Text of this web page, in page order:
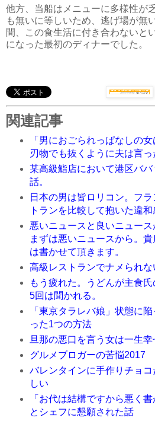
他方、当船はメニューに多様性が
も無いに等しいため、逃げ場が無
間、この食生活に付き合わないと
になった最初のディナーでした。
関連記事
「男におごられっぱなしの女
刃物でも抜くように夫は言っ
某高級鮨店において港区ババ
話。
日本の男は皆ロリコン。フ
トランを比較して抱いた違和
悪いニュースと良いニュース
まずは悪いニュースから。
は書かせて頂きます。
高級レストランでナメられ
もう疲れた。うどんが主食
5回は聞かれる。
「東京タラレバ娘」状態に
った1つの方法
旦那の悪口を言う女は一生
グルメブロガーの苦悩2017
バレンタインに手作りチョ
しい
「お代は結構ですから悪く書
とシェフに懇願された話